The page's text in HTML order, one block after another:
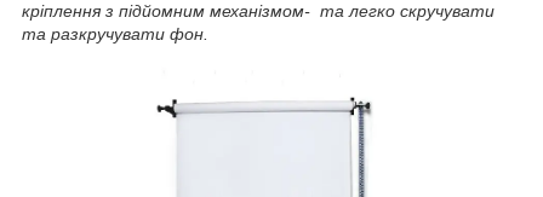
кріплення з підйомним механізмом- та легко скручувати
та разкручувати фон.